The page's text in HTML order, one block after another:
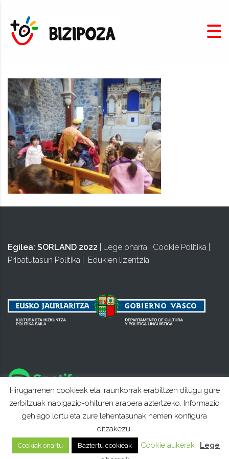
Egilea: SORLAND 2022 Lege oharra Cookie Politika
Pribatutasun Politika
Edukien lizentzia
Hirugarrenen cookieak eta iraunkorrak erabiltzen ditugu gure
zerbitzuak nabigazio-ohituren arabera aztertzeko. Informazio
gehiago lortu eta zure lehentasunak hemen konfigura
ditzakezu.
Cookiak onartu Baztertu cookieak Cookie aukerak
Lege